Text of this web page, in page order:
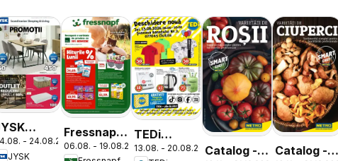
- 24.08.2026
JYSK
Fressnapf
Catalog
06.08. - 19.08.2026
TEDi
Catalog
13.08. - 20.08.2026Catalog -
Catalog -